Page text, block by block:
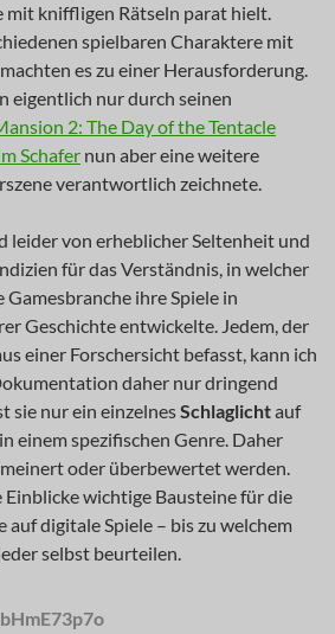
mit kniffligen Rätseln parat hielt.
spielbaren Charaktere mit
es zu einer Herausforderung.
eigentlich nur durch seinen
2: The Day of the Tentacle
Schafer nun aber eine weitere
verantwortlich zeichnete.
leider von erheblicher Seltenheit und
für das Verständnis, in welcher
ihre Spiele in
Geschichte entwickelte. Jedem, der
einer Forschersicht befasst, kann ich
daher nur dringend
sie nur ein einzelnesSchlaglichtauf
einem spezifischen Genre. Daher
oder überbewertet werden.
Einblicke wichtige Bausteine für die
digitale Spiele – bis zu welchem
selbst beurteilen.